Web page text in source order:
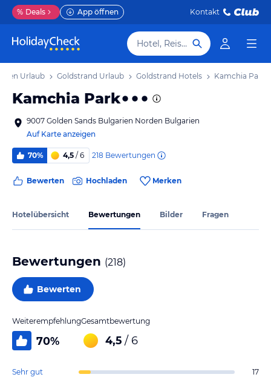
% Deals App öffnen Kontakt
Hotel, Reiseziel
Urlaub Goldstrand Urlaub Goldstrand Hotels Kamchia Park
Kamchia Park
9007 Golden Sands Bulgarien Norden Bulgarien
Auf Karte anzeigen
70% 4,5 / 6 218 Bewertungen
Bewerten Hochladen Merken
Hotelübersicht Bewertungen Bilder Fragen
Bewertungen (218)
Bewerten
Weiterempfehlung
70%
Gesamtbewertung
4,5 / 6
Sehr gut
17